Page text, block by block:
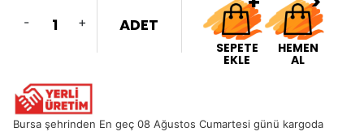
- + ADET
SEPETE
EKLE
HEMEN
AL
Bursa şehrinden En geç 08 Ağustos Cumartesi günü kargoda